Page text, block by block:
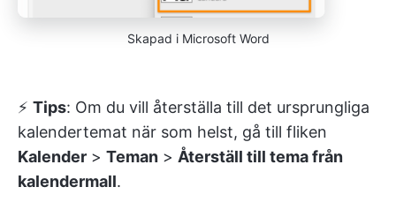
Skapad i Microsoft Word
⚡️ Tips: Om du vill återställa till det ursprungliga
kalendertemat när som helst, gå till fliken
Kalender > Teman > Återställ till tema från
kalendermall.